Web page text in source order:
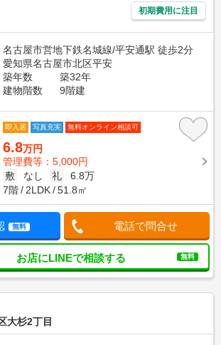
初期費用に注目
名古屋市営地下鉄名城線/平安通駅 徒歩2分
愛知県名古屋市北区平安
築年数
築32年
建物階数
9階建
即入居 写真充実 無料オンライン相談可
6.8万円
管理費等：5,000円
敷
なし 礼
6.8万
7階
2LDK 51.8㎡
無料 電話で問合せ
お店にLINEで相談する 無料
大杉2丁目